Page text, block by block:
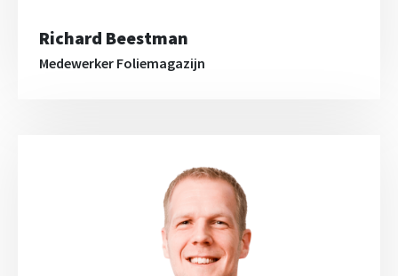
Richard Beestman
Medewerker Foliemagazijn